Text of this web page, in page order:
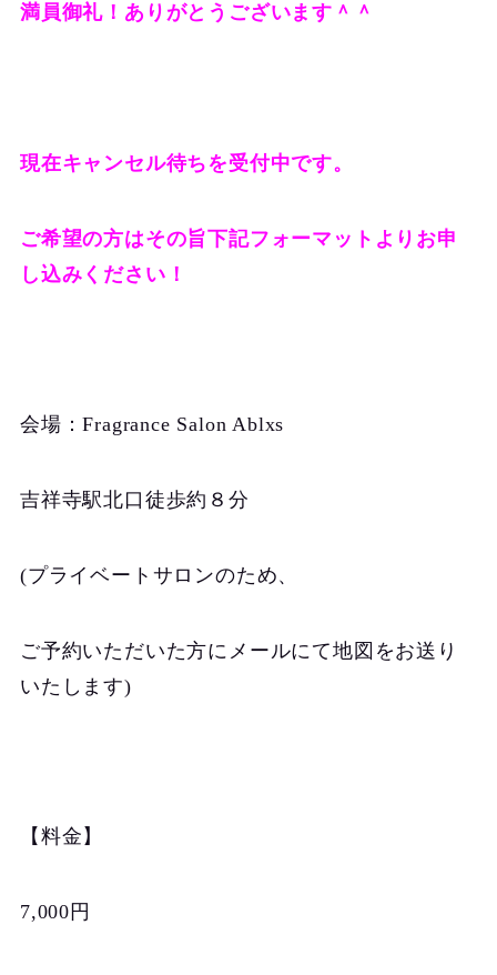
満員御礼！ありがとうございます＾＾
現在キャンセル待ちを受付中です。
ご希望の方はその旨下記フォーマットよりお申
し込みください！
会場：Fragrance Salon Ablxs
吉祥寺駅北口徒歩約８分
(プライベートサロンのため、
ご予約いただいた方にメールにて地図をお送り
いたします)
【料金】
7,000円